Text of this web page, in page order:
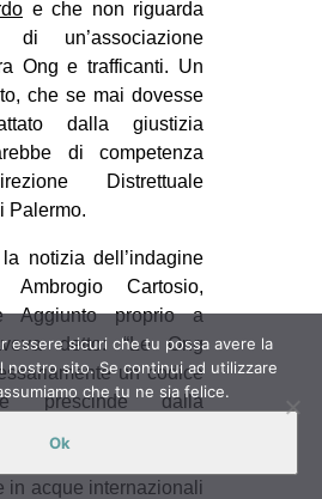
e che non riguarda
di un’associazione
Ong e trafficanti. Un
che se mai dovesse
dalla giustizia
di competenza
Distrettuale
Palermo.
notizia dell’indagine
Ambrogio Cartosio,
Aggiunto proprio a
detto: “Le Ong
un codice
prescinde dalla
in acque internazionali
essere sicuri che tu possa avere la
nostro sito. Se continui ad utilizzare
che tu ne sia felice.
Ok